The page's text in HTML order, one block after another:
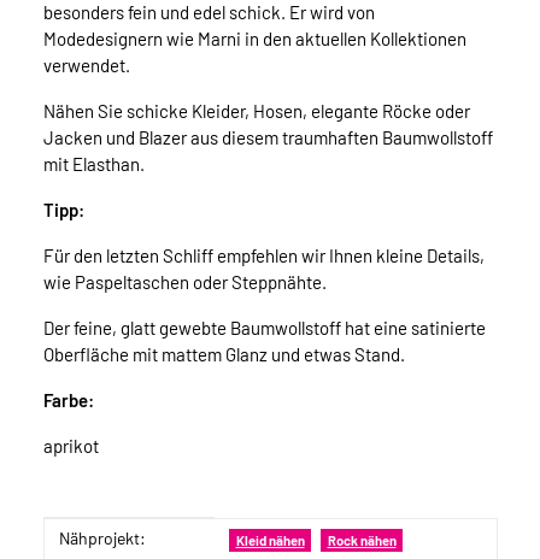
besonders fein und edel schick. Er wird von
Modedesignern wie Marni in den aktuellen Kollektionen
verwendet.
Nähen Sie schicke Kleider, Hosen, elegante Röcke oder
Jacken und Blazer aus diesem traumhaften Baumwollstoff
mit Elasthan.
Tipp:
Für den letzten Schliff empfehlen wir Ihnen kleine Details,
wie Paspeltaschen oder Steppnähte.
Der feine, glatt gewebte Baumwollstoff hat eine satinierte
Oberfläche mit mattem Glanz und etwas Stand.
Farbe:
aprikot
Produkteigenschaft
Wert
Nähprojekt: Kleid nähen Rock nähen